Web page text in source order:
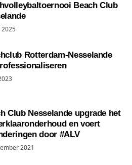
Beach Club
2025
Rotterdam-Nesselande
Club Nesselande upgrade het
en voert
door #ALV
2021